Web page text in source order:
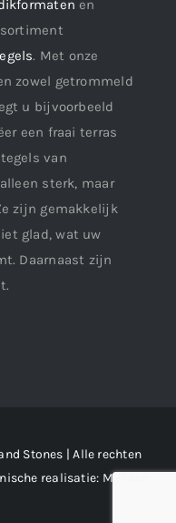
en
. Met onze
zowel getrommeld
u bijvoorbeeld
een fraai terras
van
sterk, maar
zijn gemakkelijk
glad, wat uw
Daarnaast zijn
Stones | Alle rechten
realisatie: M2 !dee